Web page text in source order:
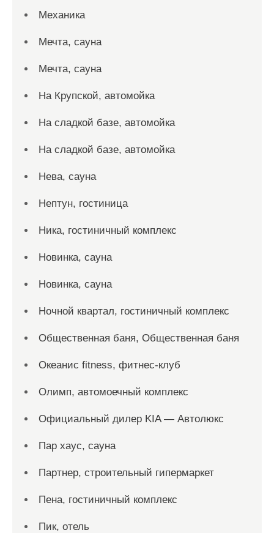
Механика
Мечта, сауна
Мечта, сауна
На Крупской, автомойка
На сладкой базе, автомойка
На сладкой базе, автомойка
Нева, сауна
Нептун, гостиница
Ника, гостиничный комплекс
Новинка, сауна
Новинка, сауна
Ночной квартал, гостиничный комплекс
Общественная баня, Общественная баня
Океанис fitness, фитнес-клуб
Олимп, автомоечный комплекс
Официальный дилер KIA — Автолюкс
Пар хаус, сауна
Партнер, строительный гипермаркет
Пена, гостиничный комплекс
Пик, отель